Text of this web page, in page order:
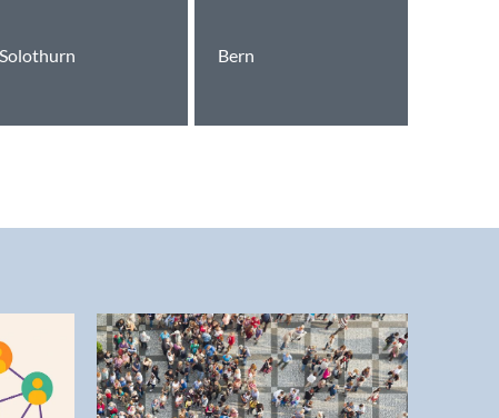
Solothurn Bern